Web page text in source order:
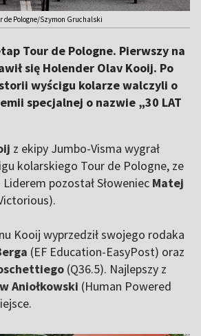
de Pologne/Szymon Gruchalski
Tour de Pologne. Pierwszy na
się Holender Olav Kooij. Po
wyścigu kolarze walczyli o
specjalnej o nazwie „30 LAT
z ekipy Jumbo-Visma wygrał
kolarskiego Tour de Pologne, ze
pozostał Słoweniec Matej
Kooij wyprzedził swojego rodaka
(EF Education-EasyPost) oraz
(Q36.5). Najlepszy z
Aniołkowski (Human Powered